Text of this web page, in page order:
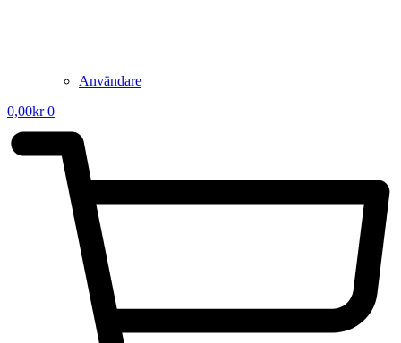
Användare
0,00kr 0